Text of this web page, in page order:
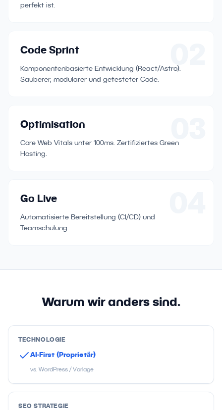
perfekt ist.
Code Sprint
Komponentenbasierte Entwicklung (React/Astro).
Sauberer, modularer und getesteter Code.
Optimisation
Core Web Vitals unter 100ms. Zertifiziertes Green
Hosting.
Go Live
Automatisierte Bereitstellung (CI/CD) und
Teamschulung.
Warum wir anders sind.
TECHNOLOGIE
AI-First (Proprietär)
vs. WordPress / Vorlage
SEO STRATEGIE